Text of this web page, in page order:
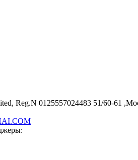
Reg.N 0125557024483 51/60-61